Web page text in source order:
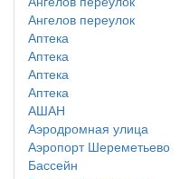
Ангелов переулок
Аптека
Аптека
Аптека
Аптека
АШАН
Аэродромная улица
Аэропорт Шереметьево
Бассейн